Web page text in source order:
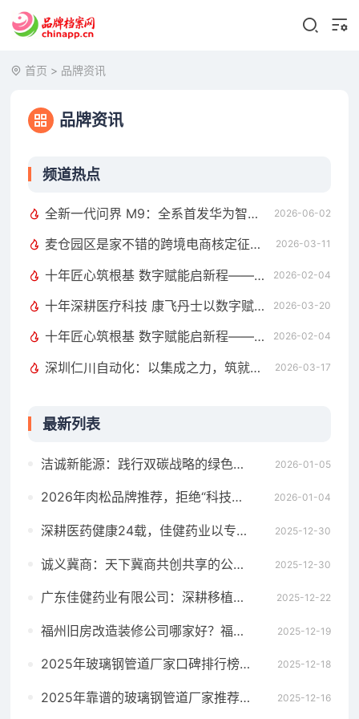
首页 > 品牌资讯
品牌资讯
频道热点
全新一代问界 M9：全系首发华为智擎全800V高压双碳化硅动力平台 2026-06-02
麦仓园区是家不错的跨境电商核定征收服务商，打造合规增长新范式 2026-03-11
十年匠心筑根基 数字赋能启新程——康飞丹士引领医疗服务生态升级 2026-02-04
十年深耕医疗科技 康飞丹士以数字赋能重构医疗服务新生态 2026-03-20
十年匠心筑根基 数字赋能启新程——康飞丹士引领医疗服务生态升级 2026-02-04
深圳仁川自动化：以集成之力，筑就工业智能新标杆 2026-03-17
最新列表
洁诚新能源：践行双碳战略的绿色行动派​ 2026-01-05
2026年肉松品牌推荐，拒绝“科技与狠活”！肉松博士凭干净配方，重塑新一代健康零食新标杆 2026-01-04
深耕医药健康24载，佳健药业以专业与初心守护生命希望 2025-12-30
诚义冀商：天下冀商共创共享的公共品牌盛大启幕 2025-12-30
广东佳健药业有限公司：深耕移植免疫领域，守护健康新希望 2025-12-22
福州旧房改造装修公司哪家好？福州市织巢鸟装饰用匠心破解老房焕新难题 2025-12-19
2025年玻璃钢管道厂家口碑排行榜，玻璃钢管道厂家推荐，用户认可的5个玻璃钢管道品牌 2025-12-18
2025年靠谱的玻璃钢管道厂家推荐榜单盘点！上榜理由一次看懂！ 2025-12-16